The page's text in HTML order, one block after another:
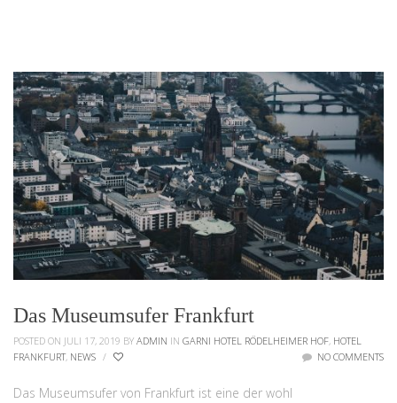
Das Museumsufer Frankfurt
POSTED ON JULI 17, 2019 BY ADMIN IN GARNI HOTEL RÖDELHEIMER HOF, HOTEL
FRANKFURT, NEWS / NO COMMENTS
Das Museumsufer von Frankfurt ist eine der wohl